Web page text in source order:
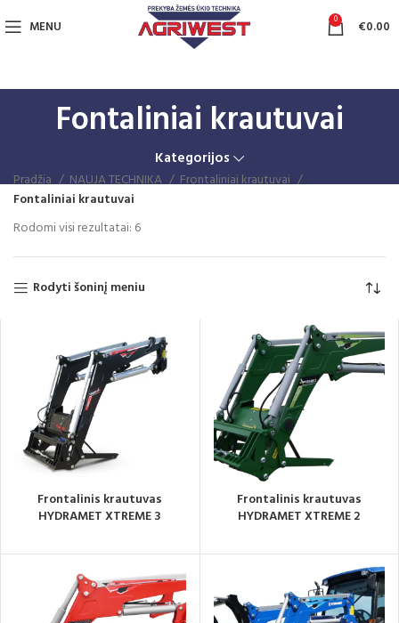
MENU 0 €0.00
Fontaliniai krautuvai
Kategorijos
Pradžia NAUJA TECHNIKA
Frontaliniai krautuvai
Fontaliniai krautuvai
Rodomi visi rezultatai: 6Rūšiuojama
Rodyti šoninį meniu
Frontalinis krautuvas
HYDRAMET XTREME 3
Frontalinis krautuvas
HYDRAMET XTREME 2